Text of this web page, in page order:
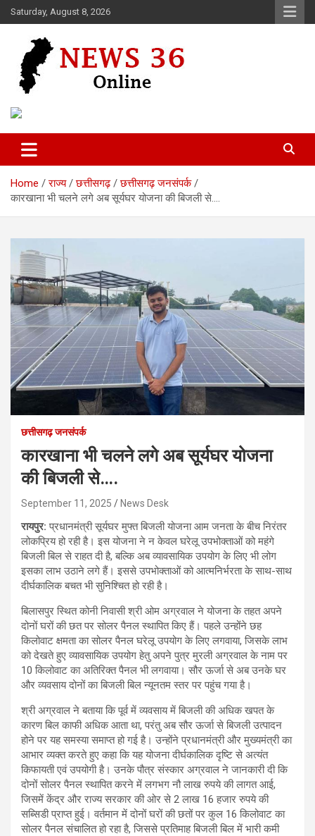
Skip
to
Saturday, August 8, 2026
News 36
Home राज्य छत्तीसगढ़
छत्तीसगढ़ जनसंपर्क
कारखाना भी चलने लगे अब सूर्यघर योजना की बिजली से….
छत्तीसगढ़ जनसंपर्क
कारखाना भी चलने लगे अब सूर्यघर योजना
की बिजली से….
September 11, 2025 News Desk
रायपुर:प्रधानमंत्री सूर्यघर मुफ्त बिजली योजना आम जनता के बीच निरंतर
लोकप्रिय हो रही है। इस योजना ने न केवल घरेलू उपभोक्ताओं को महंगे
बिजली बिल से राहत दी है, बल्कि अब व्यावसायिक उपयोग के लिए भी लोग
इसका लाभ उठाने लगे हैं। इससे उपभोक्ताओं को आत्मनिर्भरता के साथ-साथ
दीर्घकालिक बचत भी सुनिश्चित हो रही है।
बिलासपुर स्थित कोनी निवासी श्री ओम अग्रवाल ने योजना के तहत अपने
दोनों घरों की छत पर सोलर पैनल स्थापित किए हैं। पहले उन्होंने छह
किलोवाट क्षमता का सोलर पैनल घरेलू उपयोग के लिए लगवाया, जिसके लाभ
को देखते हुए व्यावसायिक उपयोग हेतु अपने पुत्र मुरली अग्रवाल के नाम पर
10 किलोवाट का अतिरिक्त पैनल भी लगवाया। सौर ऊर्जा से अब उनके घर
और व्यवसाय दोनों का बिजली बिल न्यूनतम स्तर पर पहुंच गया है।
श्री अग्रवाल ने बताया कि पूर्व में व्यवसाय में बिजली की अधिक खपत के
कारण बिल काफी अधिक आता था, परंतु अब सौर ऊर्जा से बिजली उत्पादन
होने पर यह समस्या समाप्त हो गई है। उन्होंने प्रधानमंत्री और मुख्यमंत्री का
आभार व्यक्त करते हुए कहा कि यह योजना दीर्घकालिक दृष्टि से अत्यंत
किफायती एवं उपयोगी है। उनके पौत्र संस्कार अग्रवाल ने जानकारी दी कि
दोनों सोलर पैनल स्थापित करने में लगभग नौ लाख रुपये की लागत आई,
जिसमें केंद्र और राज्य सरकार की ओर से 2 लाख 16 हजार रुपये की
सब्सिडी प्राप्त हुई। वर्तमान में दोनों घरों की छतों पर कुल 16 किलोवाट का
सोलर पैनल संचालित हो रहा है, जिससे प्रतिमाह बिजली बिल में भारी कमी